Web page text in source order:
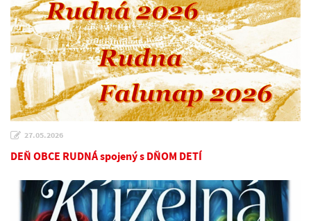
27.05.2026
DEŇ OBCE RUDNÁ spojený s DŇOM DETÍ